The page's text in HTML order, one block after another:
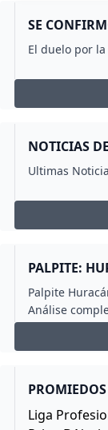
SE
El duelo por
NOTICIAS
Ultimas
PALPITE:
Palpite
Análise
Liga